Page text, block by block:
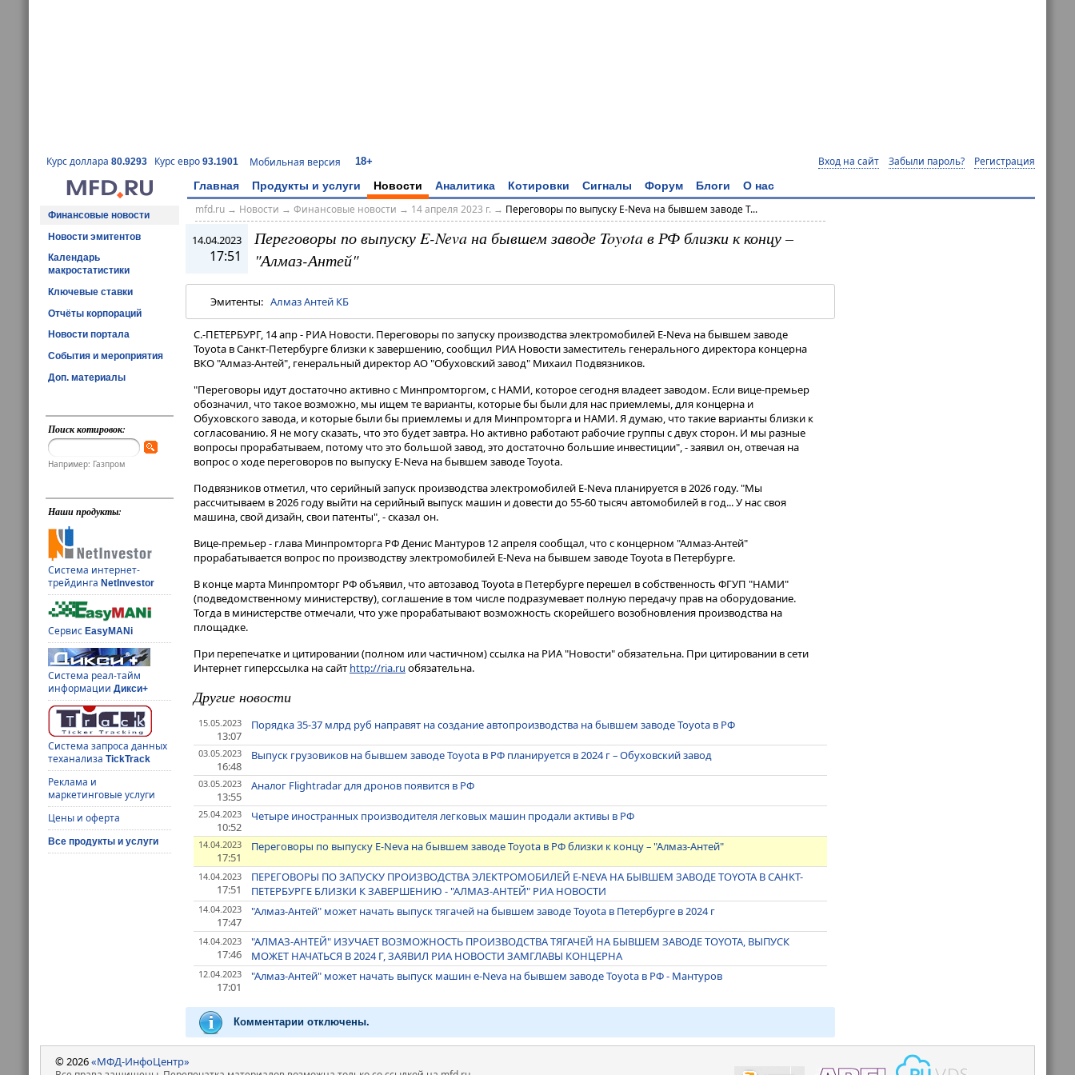
Курс доллара 80.9293 Курс евро 93.1901 Мобильная версия 18+ Вход на сайт Забыли пароль? Регистрация
Главная Продукты и услуги Новости Аналитика Котировки Сигналы Форум Блоги О нас
Финансовые новости
Новости эмитентов
Календарь
макростатистики
Ключевые ставки
Отчёты корпораций
Новости портала
События и мероприятия
Доп. материалы
Поиск котировок:
Например: Газпром
Наши продукты:
Система интернет-
трейдингаNetInvestor
СервисEasyMANi
Система реал-тайм
информацииДикси+
Система запроса данных
теханализаTickTrack
Реклама и
маркетинговые услуги
Цены и оферта
Все продукты и услуги
mfd.ru→ Новости → Финансовые новости → 14 апреля 2023 г. → Переговоры по выпуску E-Neva на бывшем заводе T...
14.04.2023
17:51
Переговоры по выпуску E-Neva на бывшем заводе Toyota в РФ близки к концу –
"Алмаз-Антей"
Эмитенты: Алмаз Антей КБ
С.-ПЕТЕРБУРГ, 14 апр - РИА Новости. Переговоры по запуску производства электромобилей Е-Neva на бывшем заводе
Toyota в Санкт-Петербурге близки к завершению, сообщил РИА Новости заместитель генерального директора концерна
ВКО "Алмаз-Антей", генеральный директор АО "Обуховский завод" Михаил Подвязников​​​.
"Переговоры идут достаточно активно с Минпромторгом, с НАМИ, которое сегодня владеет заводом. Если вице-премьер
обозначил, что такое возможно, мы ищем те варианты, которые бы были для нас приемлемы, для концерна и
Обуховского завода, и которые были бы приемлемы и для Минпромторга и НАМИ. Я думаю, что такие варианты близки к
согласованию. Я не могу сказать, что это будет завтра. Но активно работают рабочие группы с двух сторон. И мы разные
вопросы прорабатываем, потому что это большой завод, это достаточно большие инвестиции", - заявил он, отвечая на
вопрос о ходе переговоров по выпуску E-Neva на бывшем заводе Toyota.
Подвязников отметил, что серийный запуск производства электромобилей Е-Neva планируется в 2026 году. "Мы
рассчитываем в 2026 году выйти на серийный выпуск машин и довести до 55-60 тысяч автомобилей в год... У нас своя
машина, свой дизайн, свои патенты", - сказал он.
Вице-премьер - глава Минпромторга РФ Денис Мантуров 12 апреля сообщал, что с концерном "Алмаз-Антей"
прорабатывается вопрос по производству электромобилей Е-Neva на бывшем заводе Toyota в Петербурге.
В конце марта Минпромторг РФ объявил, что автозавод Toyota в Петербурге перешел в собственность ФГУП "НАМИ"
(подведомственному министерству), соглашение в том числе подразумевает полную передачу прав на оборудование.
Тогда в министерстве отмечали, что уже прорабатывают возможность скорейшего возобновления производства на
площадке.
При перепечатке и цитировании (полном или частичном) ссылка на РИА "Новости" обязательна. При цитировании в сети
Интернет гиперссылка на сайт http://ria.ru обязательна.
Другие новости
15.05.2023
13:07
Порядка 35-37 млрд руб направят на создание автопроизводства на бывшем заводе Toyota в РФ
03.05.2023
16:48
Выпуск грузовиков на бывшем заводе Toyota в РФ планируется в 2024 г – Обуховский завод
03.05.2023
13:55
Аналог Flightradar для дронов появится в РФ
25.04.2023
10:52
Четыре иностранных производителя легковых машин продали активы в РФ
14.04.2023
17:51
Переговоры по выпуску E-Neva на бывшем заводе Toyota в РФ близки к концу – "Алмаз-Антей"
14.04.2023
17:51
ПЕРЕГОВОРЫ ПО ЗАПУСКУ ПРОИЗВОДСТВА ЭЛЕКТРОМОБИЛЕЙ Е-NEVA НА БЫВШЕМ ЗАВОДЕ TOYOTA В САНКТ-
ПЕТЕРБУРГЕ БЛИЗКИ К ЗАВЕРШЕНИЮ - "АЛМАЗ-АНТЕЙ" РИА НОВОСТИ
14.04.2023
17:47
"Алмаз-Антей" может начать выпуск тягачей на бывшем заводе Toyota в Петербурге в 2024 г
14.04.2023
17:46
"АЛМАЗ-АНТЕЙ" ИЗУЧАЕТ ВОЗМОЖНОСТЬ ПРОИЗВОДСТВА ТЯГАЧЕЙ НА БЫВШЕМ ЗАВОДЕ TOYOTA, ВЫПУСК
МОЖЕТ НАЧАТЬСЯ В 2024 Г, ЗАЯВИЛ РИА НОВОСТИ ЗАМГЛАВЫ КОНЦЕРНА
12.04.2023
17:01
"Алмаз-Антей" может начать выпуск машин e-Neva на бывшем заводе Toyota в РФ - Мантуров
Комментарии отключены.
© 2026«МФД-ИнфоЦентр»